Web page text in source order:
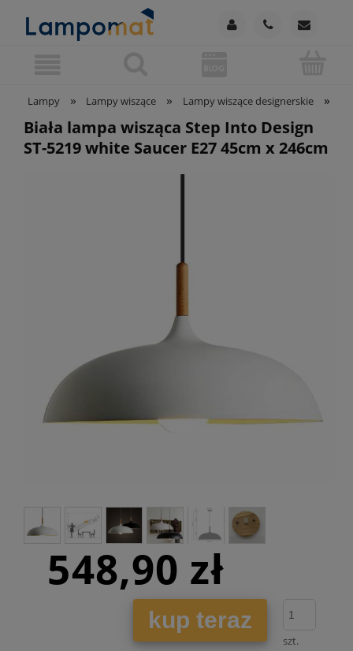
Lampy » Lampy wiszące » Lampy wiszące designerskie »
Biała lampa wisząca Step Into Design
ST-5219 white Saucer E27 45cm x 246cm
548,90 zł
kup teraz
szt.